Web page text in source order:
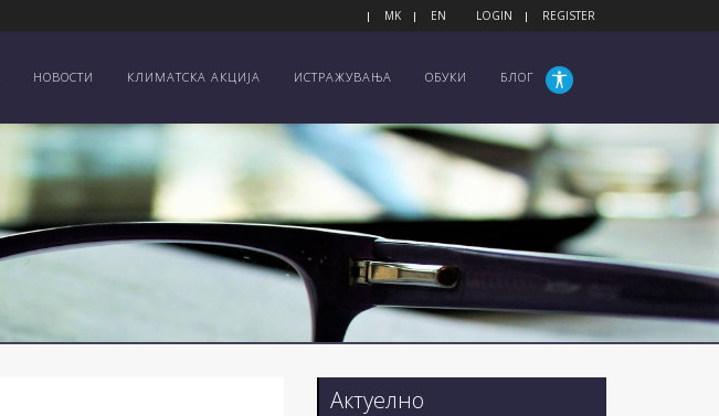
MK EN LOGIN REGISTER
НОВОСТИ КЛИМАТСКА АКЦИЈА ИСТРАЖУВАЊА ОБУКИ БЛОГ
Актуелно